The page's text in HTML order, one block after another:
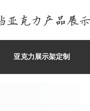
亚克力展示架定制